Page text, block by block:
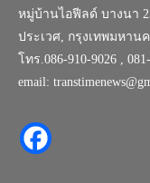
หมู่บ้านไอฟีลด์ บางนา
ประเวศ, กรุงเทพมหานค
โทร.086-910-9026 ,
email: